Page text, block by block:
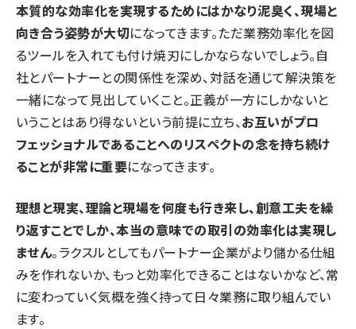
本質的な効率化を実現するためにはかなり泥臭く、現場と
向き合う姿勢が大切になってきます。ただ業務効率化を図
るツールを入れても付け焼刃にしかならないでしょう。自
社とパートナーとの関係性を深め、対話を通じて解決策を
一緒になって見出していくこと。正義が一方にしかないと
いうことはあり得ないという前提に立ち、お互いがプロ
フェッショナルであることへのリスペクトの念を持ち続け
ることが非常に重要になってきます。
理想と現実、理論と現場を何度も行き来し、創意工夫を繰
り返すことでしか、本当の意味での取引の効率化は実現し
ません。ラクスルとしてもパートナー企業がより儲かる仕組
みを作れないか、もっと効率化できることはないかなど、常
に変わっていく気概を強く持って日々業務に取り組んでい
ます。